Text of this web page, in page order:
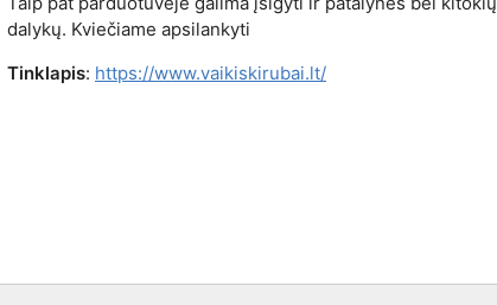
dalykų. Kviečiame apsilankyti
Tinklapis: https://www.vaikiskirubai.lt/